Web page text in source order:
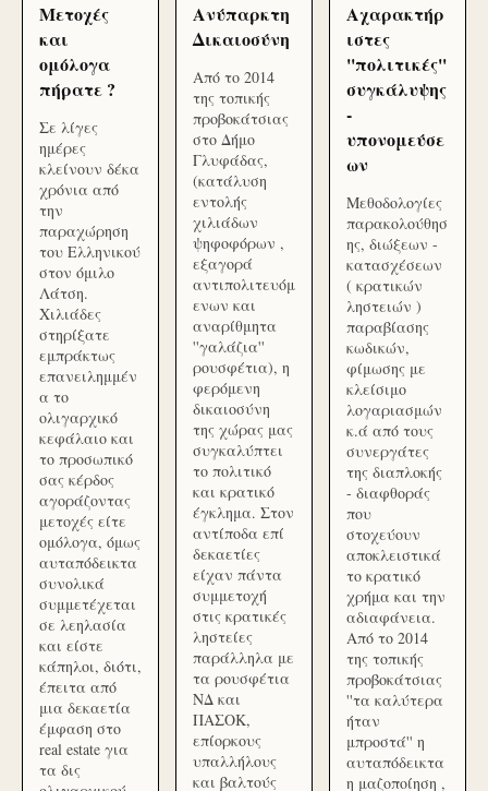
Μετοχές
και
ομόλογα
πήρατε ?
Σε λίγες
ημέρες
κλείνουν δέκα
χρόνια από
την
παραχώρηση
του Ελληνικού
στον όμιλο
Λάτση.
Χιλιάδες
στηρίξατε
εμπράκτως
επανειλημμέν
α το
ολιγαρχικό
κεφάλαιο και
το προσωπικό
σας κέρδος
αγοράζοντας
μετοχές είτε
ομόλογα, όμως
αυταπόδεικτα
συνολικά
συμμετέχεται
σε λεηλασία
και είστε
κάπηλοι, διότι,
έπειτα από
μια δεκαετία
έμφαση στο
real estate για
τα δις
Ανύπαρκτη
Δικαιοσύνη
Από το 2014
της τοπικής
προβοκάτσιας
στο Δήμο
Γλυφάδας,
(κατάλυση
εντολής
χιλιάδων
ψηφοφόρων ,
εξαγορά
αντιπολιτευόμ
ενων και
αναρίθμητα
''γαλάζια''
ρουσφέτια), η
φερόμενη
δικαιοσύνη
της χώρας μας
συγκαλύπτει
το πολιτικό
και κρατικό
έγκλημα. Στον
αντίποδα επί
δεκαετίες
είχαν πάντα
συμμετοχή
στις κρατικές
ληστείες
παράλληλα με
τα ρουσφέτια
ΝΔ και
ΠΑΣΟΚ,
επίορκους
υπαλλήλους
και βαλτούς
Αχαρακτήρ
ιστες
''πολιτικές''
συγκάλυψης
-
υπονομεύσε
ων
Μεθοδολογίες
παρακολούθησ
ης, διώξεων -
κατασχέσεων
( κρατικών
ληστειών )
παραβίασης
κωδικών,
φίμωσης με
κλείσιμο
λογαριασμών
κ.ά από τους
συνεργάτες
της διαπλοκής
- διαφθοράς
που
στοχεύουν
αποκλειστικά
το κρατικό
χρήμα και την
αδιαφάνεια.
Από το 2014
της τοπικής
προβοκάτσιας
''τα καλύτερα
ήταν
μπροστά'' η
αυταπόδεικτα
η μαζοποίηση ,